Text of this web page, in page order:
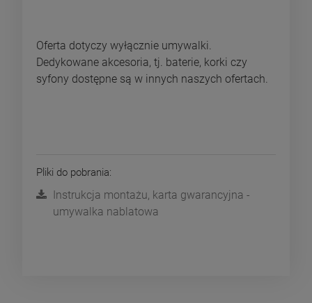
Oferta dotyczy wyłącznie umywalki.
Dedykowane akcesoria, tj. baterie, korki czy
syfony dostępne są w innych naszych ofertach.
Pliki do pobrania:
Instrukcja montażu, karta gwarancyjna -
umywalka nablatowa